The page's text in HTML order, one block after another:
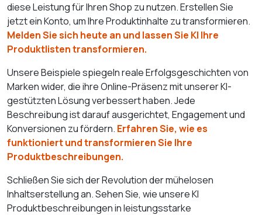
diese Leistung für Ihren Shop zu nutzen. Erstellen Sie
jetzt ein Konto, um Ihre Produktinhalte zu transformieren.
Melden Sie sich heute an und lassen Sie KI Ihre
Produktlisten transformieren.
Unsere Beispiele spiegeln reale Erfolgsgeschichten von
Marken wider, die ihre Online-Präsenz mit unserer KI-
gestützten Lösung verbessert haben. Jede
Beschreibung ist darauf ausgerichtet, Engagement und
Konversionen zu fördern. Erfahren Sie, wie es
funktioniert und transformieren Sie Ihre
Produktbeschreibungen.
Schließen Sie sich der Revolution der mühelosen
Inhaltserstellung an. Sehen Sie, wie unsere KI
Produktbeschreibungen in leistungsstarke